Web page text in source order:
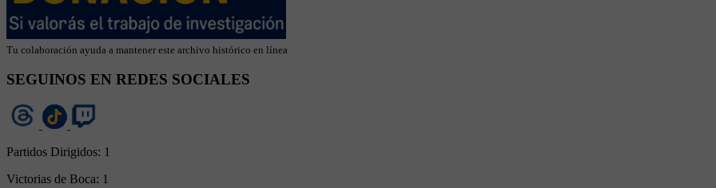
Tu colaboración ayuda a mantener este archivo histórico en línea
SEGUINOS EN REDES SOCIALES
Partidos Dirigidos: 1
Victorias de Boca: 1